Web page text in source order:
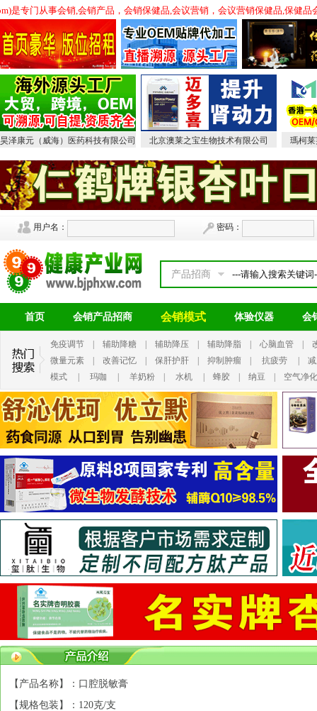
专门从事会销,会销产品，会销保健品,会议营销，会议营销保健品,保健品
昊泽康元（威海）医药科技有限公司 北京澳莱之宝生物技术有限公司 瑪柯
用户名： 密码：
产品招商
首页 会销产品招商 会销模式 体验仪器 会
免疫调节 辅助降糖 辅助降压 辅助降脂 心脑血管
微量元素
改善记忆 保肝护肝 抑制肿瘤 抗疲劳
模式
玛咖 羊奶粉 水机 蜂胶 纳豆 空气净
【产品名称】：口腔脱敏膏
【规格包装】：120克/支